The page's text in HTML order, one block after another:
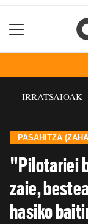
IRRATSAIOAK
PASAHITZA
"Pilotariei
zaie,
hasiko